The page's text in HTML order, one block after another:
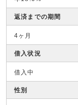
返済までの期間
4ヶ月
借入状況
借入中
性別